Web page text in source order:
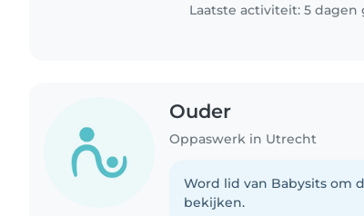
Laatste activiteit: 5 dagen
Ouder
Oppaswerk in Utrecht
Word lid van Babysits om
bekijken.